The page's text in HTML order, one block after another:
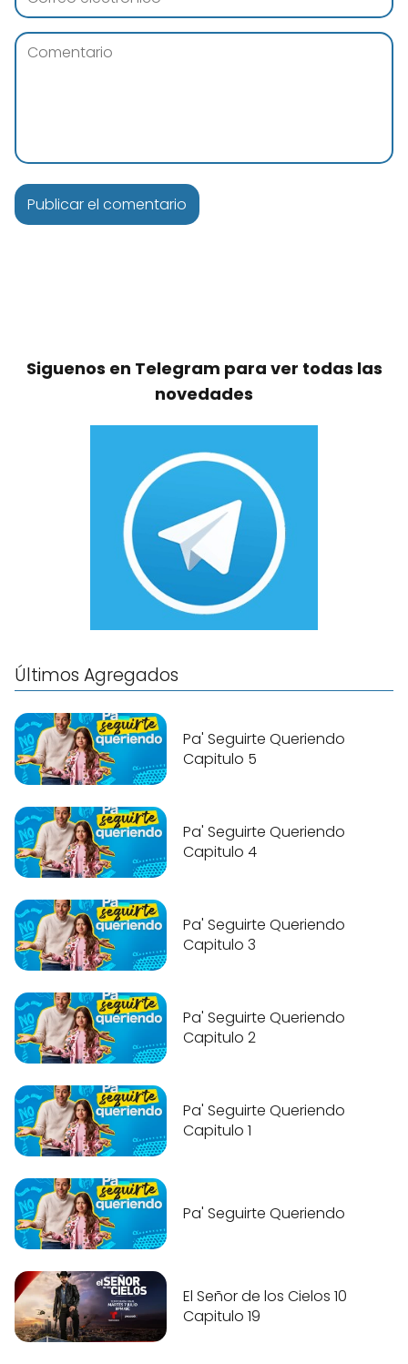
Siguenos en Telegram para ver todas las
novedades
Últimos Agregados
Pa' Seguirte Queriendo
Capitulo 5
Pa' Seguirte Queriendo
Capitulo 4
Pa' Seguirte Queriendo
Capitulo 3
Pa' Seguirte Queriendo
Capitulo 2
Pa' Seguirte Queriendo
Capitulo 1
Pa' Seguirte Queriendo
El Señor de los Cielos 10
Capitulo 19